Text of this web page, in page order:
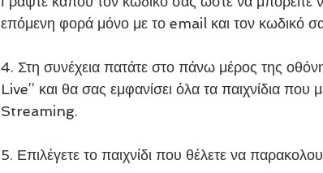
επόμενη φορά μόνο με το email και τον κωδικό
4. Στη συνέχεια πατάτε στο πάνω μέρος της
Live’’ και θα σας εμφανίσει όλα τα παιχνίδια που
Streaming.
5. Επιλέγετε το παιχνίδι που θέλετε να